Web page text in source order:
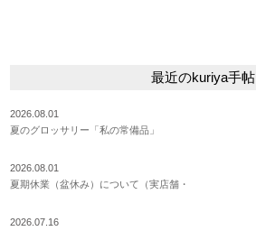
最近のkuriya手帖
2026.08.01
夏のグロッサリー「私の常備品」
2026.08.01
夏期休業（盆休み）について（実店舗・
2026.07.16